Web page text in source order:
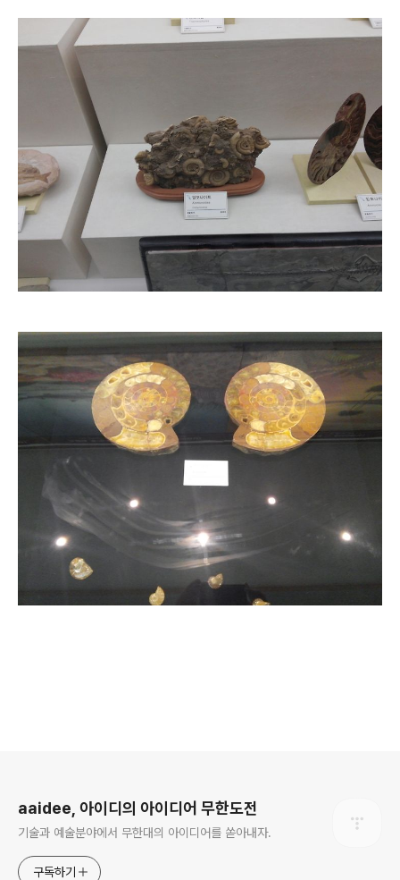
aaidee, 아이디의 아이디어 무한도전
기술과 예술분야에서 무한대의 아이디어를 쏟아내자.
구독하기